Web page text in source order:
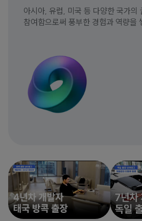
아시아, 유럽, 미국 등 다양한 국가의
참여함으로써 풍부한 경험과 역량을